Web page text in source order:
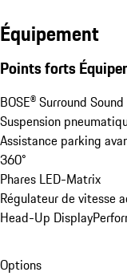
Équipement
Points forts
BOSE® Surround
Suspension
Assistance parking
360°
Phares LED-Matrix
Régulateur de vitesse
Head-Up Display
Options